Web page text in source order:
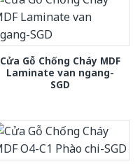
Cửa Gỗ Chống Cháy MDF
Laminate van ngang-
SGD